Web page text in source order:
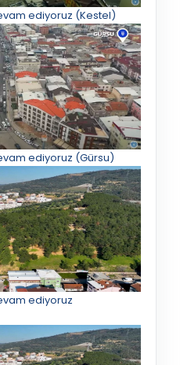
ediyoruz (Kestel)
ediyoruz (Gürsu)
ediyoruz